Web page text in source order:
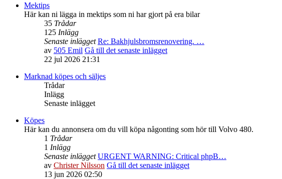
Mektips
Här kan ni lägga in mektips som ni har gjort på era bilar
35 Trådar
125 Inlägg
Senaste inlägget Re: Bakhjulsbromsrenovering. …
av 505 Emil Gå till det senaste inlägget
22 jul 2026 21:31
Marknad köpes och säljes
Trådar
Inlägg
Senaste inlägget
Köpes
Här kan du annonsera om du vill köpa någonting som hör till Volvo 480.
1 Trådar
1 Inlägg
Senaste inlägget URGENT WARNING: Critical phpB…
av Christer Nilsson Gå till det senaste inlägget
13 jun 2026 02:50